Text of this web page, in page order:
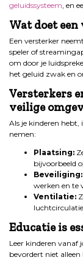
geluidssysteem, en
Wat doet
Een versterker
speler of
om door je
het geluid zwak en
Versterkers
veilige
Als je kinderen
nemen:
Plaatsing:
bijvoorbeeld
Beveiliging:
werken en te
Ventilatie:
Educatie is
Leer kinderen vanaf
bevordert niet